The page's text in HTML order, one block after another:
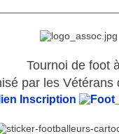
Tournoi de foot
par les Vétérans
lien Inscription